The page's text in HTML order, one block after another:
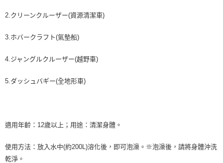
恩沛科技股份有限公司將有權停止該用戶之使用額度並採取法律行動。
2.クリーンクルーザー(資源清潔車)
3.ホバークラフト(氣墊船)
4.ジャングルクルーザー(越野車)
5.ダッシュバギー(全地形車)
適用年齡：12歲以上；用途：清潔身體。
使用方法：放入水中(約200L)溶化後，即可泡澡。※泡澡後，請將身體沖洗
乾淨。